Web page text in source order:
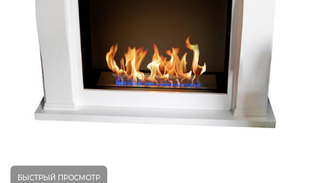
БЫСТРЫЙ ПРОСМОТР